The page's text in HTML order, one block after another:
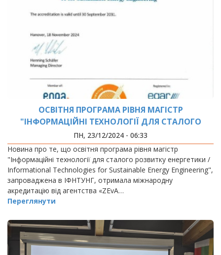
ОСВІТНЯ ПРОГРАМА РІВНЯ МАГІСТР
"ІНФОРМАЦІЙНІ ТЕХНОЛОГІЇ ДЛЯ СТАЛОГО
РОЗВИТКУ ЕНЕРГЕТИКИ / INFORMATIONAL
TECHNOLOGIES FOR SUSTAINABLE ENERGY
ENGINEERING" ОТРИМАЛА МІЖНАРОДНУ
АКРЕДИТАЦІЮ ВІД АГЕНТСТВА «ZEVA»
ПН, 23/12/2024 - 06:33
Новина про те, що освітня програма рівня магістр
"Інформаційні технології для сталого розвитку енергетики /
Informational Technologies for Sustainable Energy Engineering",
запроваджена в ІФНТУНГ, отримала міжнародну
акредитацію від агентства «ZEvA…
Переглянути